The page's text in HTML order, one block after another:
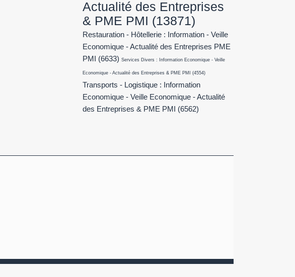
Actualité des Entreprises
& PME PMI (13871)
Restauration - Hôtellerie : Information - Veille
Economique - Actualité des Entreprises PME
PMI
(6633) Services Divers : Information Economique - Veille
Economique - Actualité des Entreprises & PME PMI (4554)
Transports - Logistique : Information
Economique - Veille Economique - Actualité
des Entreprises & PME PMI
(6562)